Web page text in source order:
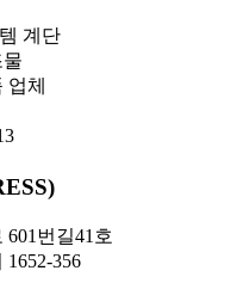
계단
체
번길41호
356